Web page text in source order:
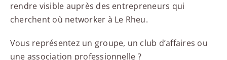
rendre visible auprès des entrepreneurs qui
cherchent où networker à Le Rheu.
Vous représentez un groupe, un club d’affaires ou
une association professionnelle ?